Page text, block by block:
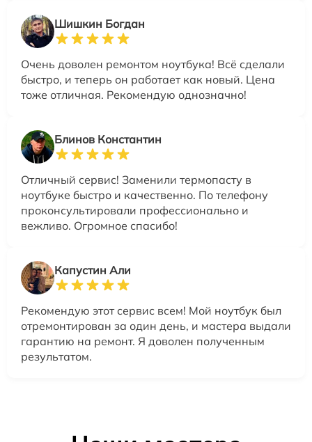
Шишкин Богдан
Очень доволен ремонтом ноутбука! Всё сделали
быстро, и теперь он работает как новый. Цена
тоже отличная. Рекомендую однозначно!
Блинов Константин
Отличный сервис! Заменили термопасту в
ноутбуке быстро и качественно. По телефону
проконсультировали профессионально и
вежливо. Огромное спасибо!
Капустин Али
Рекомендую этот сервис всем! Мой ноутбук был
отремонтирован за один день, и мастера выдали
гарантию на ремонт. Я доволен полученным
результатом.